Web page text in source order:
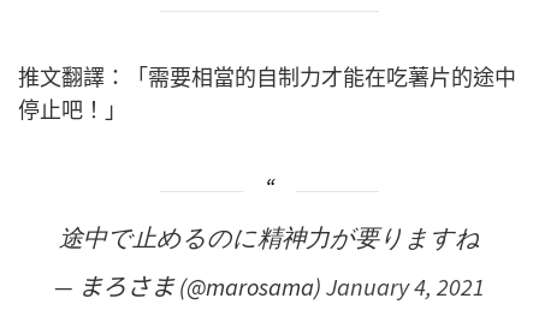
推文翻譯：「需要相當的自制力才能在吃薯片的途中
停止吧！」
途中で止めるのに精神力が要りますね
— まろさま (@marosama)January 4, 2021